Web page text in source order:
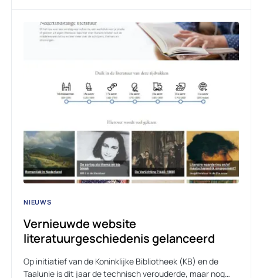
NIEUWS
Vernieuwde website
literatuurgeschiedenis gelanceerd
Op initiatief van de Koninklijke Bibliotheek (KB) en de
Taalunie is dit jaar de technisch verouderde, maar nog…